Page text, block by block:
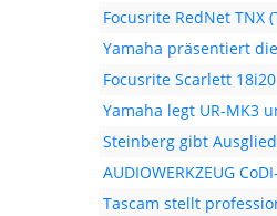
Focusrite RedNet TNX
Yamaha präsentiert die
Focusrite Scarlett 18i20
Yamaha legt UR-MK3
Steinberg gibt
AUDIOWERKZEUG
Tascam stellt